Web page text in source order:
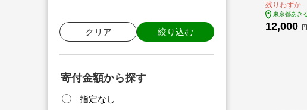
クリア 絞り込む
寄付金額から探す
指定なし
残りわずか
東京都あき
12,000 円